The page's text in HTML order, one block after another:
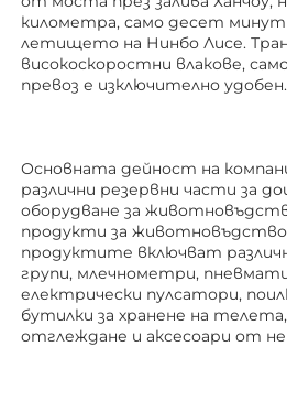
километра, само десет
летището на Нинбо Лисе.
високоскоростни влакове,
превоз е изключително удобен.
Основната дейност на
различни резервни части за
оборудване за
продукти за
продуктите включват
групи, млечнометри,
електрически пулсатори,
бутилки за хранене на
отглеждане и аксесоари от